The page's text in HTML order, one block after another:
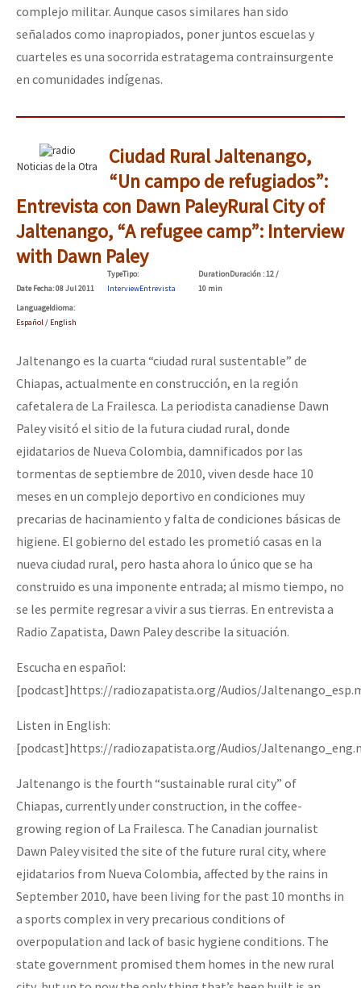
complejo militar. Aunque casos similares han sido
señalados como inapropiados, poner juntos escuelas y
cuarteles es una socorrida estratagema contrainsurgente
en comunidades indígenas.
Noticias de la Otra
Ciudad Rural Jaltenango,
“Un campo de refugiados”:
Entrevista con Dawn PaleyRural City of
Jaltenango, “A refugee camp”: Interview
with Dawn Paley
DateFecha: 08 Jul 2011
TypeTipo:
InterviewEntrevista
DurationDuración: 12 /
10 min
LanguageIdioma:
Español / English
Jaltenango es la cuarta “ciudad rural sustentable” de
Chiapas, actualmente en construcción, en la región
cafetalera de La Frailesca. La periodista canadiense Dawn
Paley visitó el sitio de la futura ciudad rural, donde
ejidatarios de Nueva Colombia, damnificados por las
tormentas de septiembre de 2010, viven desde hace 10
meses en un complejo deportivo en condiciones muy
precarias de hacinamiento y falta de condiciones básicas de
higiene. El gobierno del estado les prometió casas en la
nueva ciudad rural, pero hasta ahora lo único que se ha
construido es una imponente entrada; al mismo tiempo, no
se les permite regresar a vivir a sus tierras. En entrevista a
Radio Zapatista, Dawn Paley describe la situación.
Escucha en español:
[podcast]https://radiozapatista.org/Audios/
Listen in English:
[podcast]https://radiozapatista.org/Audios/
Jaltenango is the fourth “sustainable rural city” of
Chiapas, currently under construction, in the coffee-
growing region of La Frailesca. The Canadian journalist
Dawn Paley visited the site of the future rural city, where
ejidatarios from Nueva Colombia, affected by the rains in
September 2010, have been living for the past 10 months in
a sports complex in very precarious conditions of
overpopulation and lack of basic hygiene conditions. The
state government promised them homes in the new rural